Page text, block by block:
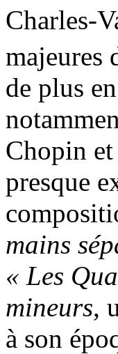
Charles-
majeures
de plus
Chopin
presque
mains
« Les
mineurs,
à son